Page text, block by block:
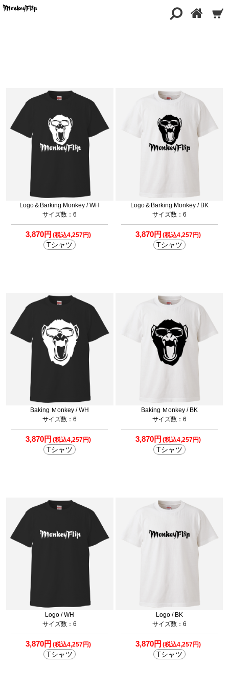
Logo＆Barking Monkey / WH
サイズ数：6
3,870円 (税込4,257円)
Tシャツ
Logo＆Barking Monkey / BK
サイズ数：6
3,870円 (税込4,257円)
Tシャツ
Baking Ｍonkey / WH
サイズ数：6
3,870円 (税込4,257円)
Tシャツ
Baking Ｍonkey / BK
サイズ数：6
3,870円 (税込4,257円)
Tシャツ
Logo / WH
サイズ数：6
3,870円 (税込4,257円)
Tシャツ
Logo / BK
サイズ数：6
3,870円 (税込4,257円)
Tシャツ